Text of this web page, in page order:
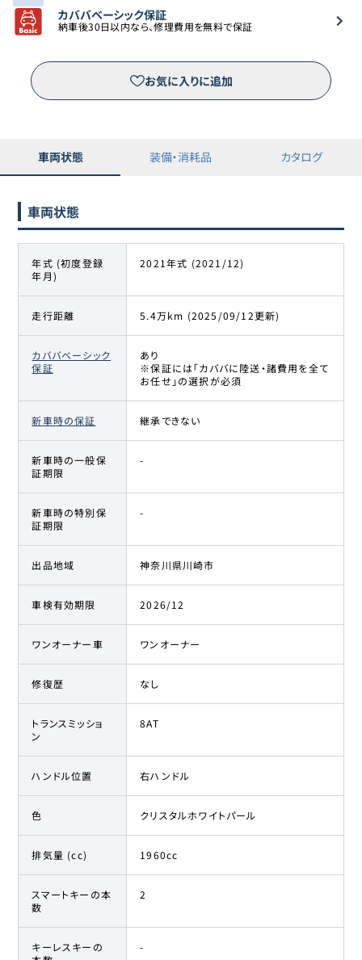
カババベーシック保証
納車後30日以内なら、修理費用を無料で保証
お気に入りに追加
車両状態 装備・消耗品 カタログ
車両状態
年式 (初度登録
年月)
2021年式 (2021/12)
走行距離 5.4万km (2025/09/12更新)
カババベーシック
保証
あり
※保証には「カババに陸送・諸費用を全て
お任せ」の選択が必須
新車時の保証 継承できない
新車時の一般保
証期限
-
新車時の特別保
証期限
-
出品地域 神奈川県川崎市
車検有効期限 2026/12
ワンオーナー車 ワンオーナー
修復歴 なし
トランスミッショ
ン
8AT
ハンドル位置 右ハンドル
色 クリスタルホワイトパール
排気量 (cc) 1960cc
スマートキーの本
数
2
キーレスキーの
-